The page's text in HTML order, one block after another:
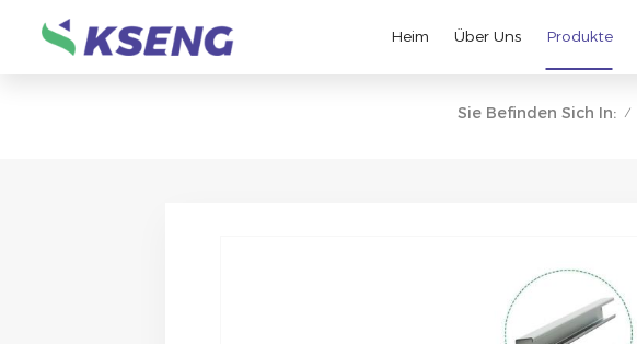
Heim Über Uns Produkte
Sie Befinden Sich In: /